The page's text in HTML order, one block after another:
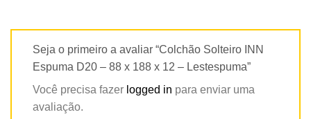
Seja o primeiro a avaliar “Colchão Solteiro INN
Espuma D20 – 88 x 188 x 12 – Lestespuma”
Você precisa fazer logged in para enviar uma
avaliação.